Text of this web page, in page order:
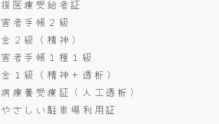
医療受給者証
者手帳２級
２級（精神）
者手帳１種１級
１級（精神＋透析）
療養受療証（人工透析）
さしい駐車場利用証